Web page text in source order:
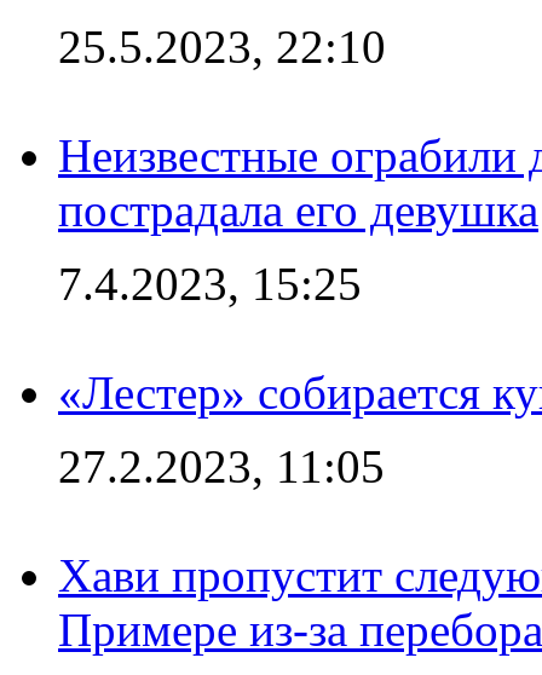
25.5.2023, 22:10
Неизвестные
пострадала его девушка
7.4.2023, 15:25
«Лестер» собирается
27.2.2023, 11:05
Хави пропустит
Примере из-за